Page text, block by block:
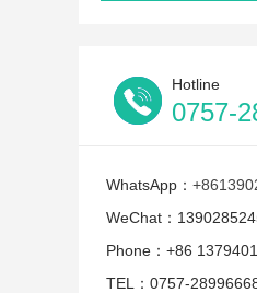
Hotline
0757-
WhatsApp：
WeChat：
Phone：+86
TEL：0757-